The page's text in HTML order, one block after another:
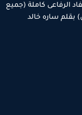
الرفاعى كاملة (جميع
ساره خالد